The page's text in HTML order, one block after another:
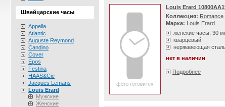
Швейцарские часы
Appella
Atlantic
Auguste Reymond
Candino
Cover
Epos
Festina
HAAS&Cie
Jacques Lemans
Louis Erard
Мужские
Женские
Louis Erard
Коллекция: Romance
Марка: Louis Erard
женские часы, 30
кварцевый
нержавеющая
нет в наличии
Подробнее